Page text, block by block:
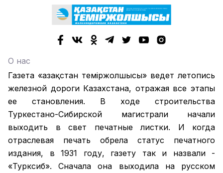
О нас
Газета «Қазақстан теміржолшысы» ведет летопись
железной дороги Казахстана, отражая все этапы
ее становления. В ходе строительства
Туркестано-Сибирской магистрали начали
выходить в свет печатные листки. И когда
отраслевая печать обрела статус печатного
издания, в 1931 году, газету так и назвали -
«Турксиб». Сначала она выходила на русском